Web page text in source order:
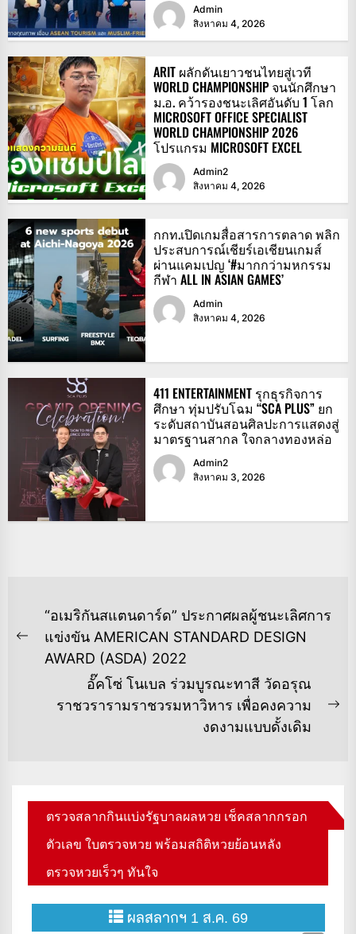
Admin
สิงหาคม 4, 2026
ARIT ผลักดันเยาวชนไทยสู่เวที
WORLD CHAMPIONSHIP จนนักศึกษา
ม.อ. คว้ารองชนะเลิศอันดับ 1 โลก
MICROSOFT OFFICE SPECIALIST
WORLD CHAMPIONSHIP 2026
โปรแกรม MICROSOFT EXCEL
Admin2
สิงหาคม 4, 2026
กกท.เปิดเกมสื่อสารการตลาด พลิก
ประสบการณ์เชียร์เอเชียนเกมส์
ผ่านแคมเปญ ‘#มากกว่ามหกรรม
กีฬา ALL IN ASIAN GAMES’
Admin
สิงหาคม 4, 2026
411 ENTERTAINMENT รุกธุรกิจการ
ศึกษา ทุ่มปรับโฉม “SCA PLUS” ยก
ระดับสถาบันสอนศิลปะการแสดงสู่
มาตรฐานสากล ใจกลางทองหล่อ
Admin2
สิงหาคม 3, 2026
แนะแนว
เรื่อง
Previous
post:
“อเมริกันสแตนดาร์ด” ประกาศผลผู้ชนะเลิศการ
แข่งขัน AMERICAN STANDARD DESIGN
AWARD (ASDA) 2022
อั๊คโซ่ โนเบล ร่วมบูรณะทาสี วัดอรุณ
ราชวรารามราชวรมหาวิหาร เพื่อคงความ
งดงามแบบดั้งเดิม
ตรวจสลากกินแบ่งรัฐบาลผลหวย เช็คสลากกรอก
ตัวเลข ใบตรวจหวย พร้อมสถิติหวยย้อนหลัง
ตรวจหวยเร็วๆ ทันใจ